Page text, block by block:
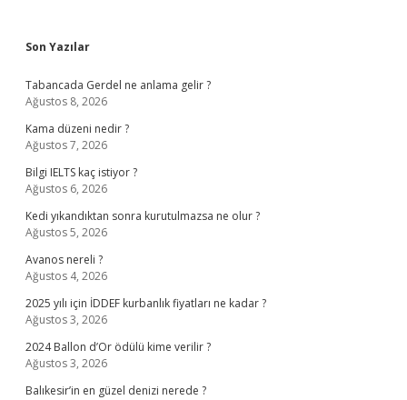
Sidebar
Son Yazılar
Tabancada Gerdel ne anlama gelir ?
Ağustos 8, 2026
Kama düzeni nedir ?
Ağustos 7, 2026
Bilgi IELTS kaç istiyor ?
Ağustos 6, 2026
Kedi yıkandıktan sonra kurutulmazsa ne olur ?
Ağustos 5, 2026
Avanos nereli ?
Ağustos 4, 2026
2025 yılı için İDDEF kurbanlık fiyatları ne kadar ?
Ağustos 3, 2026
2024 Ballon d’Or ödülü kime verilir ?
Ağustos 3, 2026
Balıkesir’in en güzel denizi nerede ?